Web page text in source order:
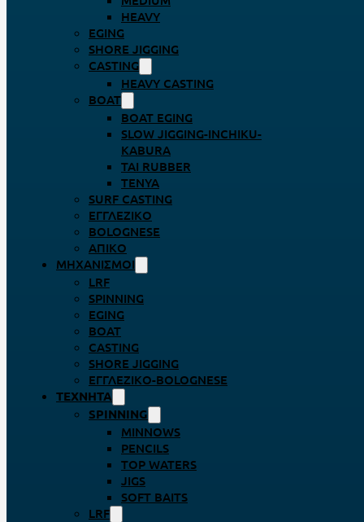
HEAVY
EGING
SHORE JIGGING
CASTING
HEAVY CASTING
BOAT
BOAT EGING
SLOW JIGGING-INCHIKU-
KABURA
TAI RUBBER
TENYA
SURF CASTING
ΕΓΓΛΈΖΙΚΟ
BOLOGNESE
ΑΠΊΚΟ
ΜΗΧΑΝΙΣΜΟΊ
LRF
SPINNING
EGING
BOAT
CASTING
SHORE JIGGING
ΕΓΓΛΈΖΙΚΟ-BOLOGNESE
ΤΕΧΝΗΤΆ
SPINNING
MINNOWS
PENCILS
TOP WATERS
JIGS
SOFT BAITS
LRF